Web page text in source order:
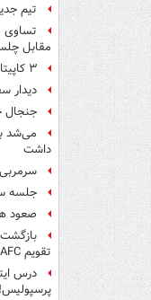
تیم
تساوی
مقابل
۳ کاپیتان ایران بدون پیشنهاد بزرگ
دیدار
جنجال
می‌شد
داشت
جلسه
صعود
تقویم AFC
درس
پرسپولیس!